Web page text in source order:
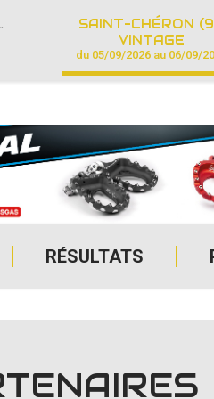
RÉSULTATS
(83)
SAINT-CHÉRON
VINTAGE
du 05/09/2026 au 06/09/